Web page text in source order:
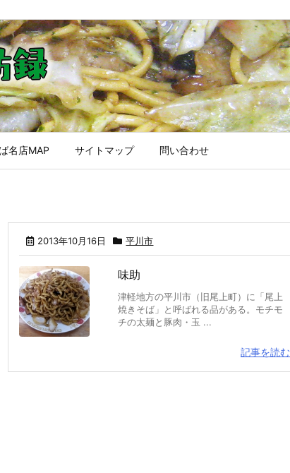
名店MAP サイトマップ 問い合わせ
2013年10月16日 平川市
味助
津軽地方の平川市（旧尾上町）に「尾上
焼きそば」と呼ばれる品がある。モチモ
チの太麺と豚肉・玉 ...
記事を読む